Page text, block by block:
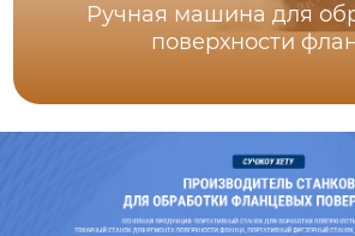
Ручная машина для
поверхности